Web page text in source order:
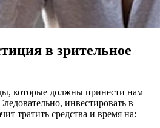
в зрительное
которые должны принести нам
инвестировать в
тратить средства и время на: